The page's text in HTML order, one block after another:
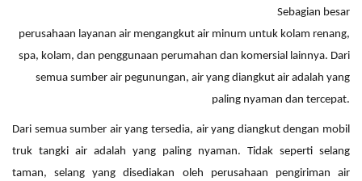
Sebagian besar
perusahaan layanan air mengangkut air minum untuk kolam renang,
spa, kolam, dan penggunaan perumahan dan komersial lainnya. Dari
semua sumber air pegunungan, air yang diangkut air adalah yang
paling nyaman dan tercepat.
Dari semua sumber air yang tersedia, air yang diangkut dengan mobil
truk tangki air adalah yang paling nyaman. Tidak seperti selang
taman, selang yang disediakan oleh perusahaan pengiriman air